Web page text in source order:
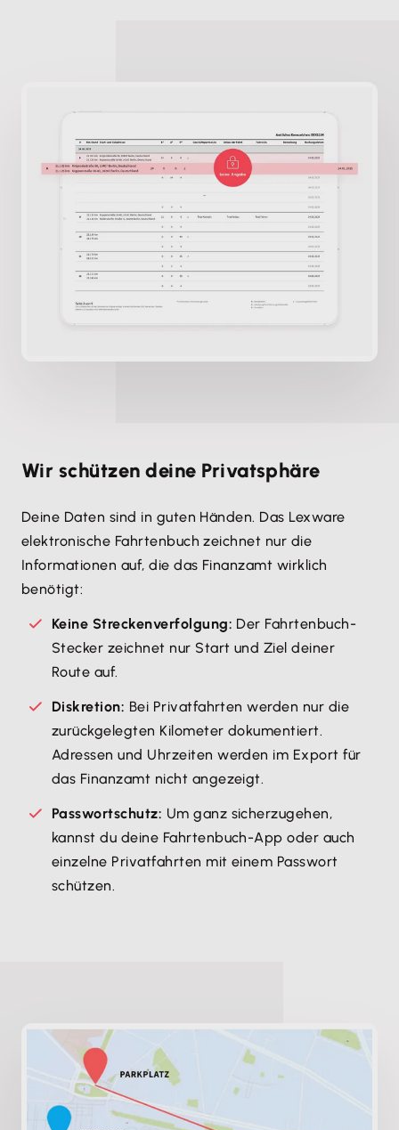
Wir schützen deine Privatsphäre
Deine Daten sind in guten Händen. Das Lexware
elektronische Fahrtenbuch zeichnet nur die
Informationen auf, die das Finanzamt wirklich
benötigt:
Keine Streckenverfolgung: Der Fahrtenbuch-
Stecker zeichnet nur Start und Ziel deiner
Route auf.
Diskretion: Bei Privatfahrten werden nur die
zurückgelegten Kilometer dokumentiert.
Adressen und Uhrzeiten werden im Export für
das Finanzamt nicht angezeigt.
Passwortschutz: Um ganz sicherzugehen,
kannst du deine Fahrtenbuch-App oder auch
einzelne Privatfahrten mit einem Passwort
schützen.